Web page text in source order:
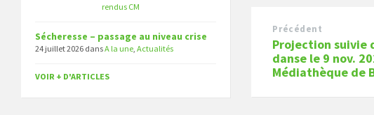
Précédent
Projection suivie
danse le 9 nov.
Médiathèque de
rendus CM
Sécheresse – passage au niveau crise
24 juillet 2026 dansA la une Actualités
VOIR + D'ARTICLES